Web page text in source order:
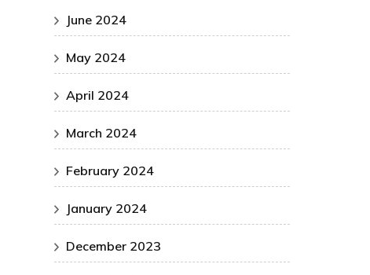
June 2024
May 2024
April 2024
March 2024
February 2024
January 2024
December 2023